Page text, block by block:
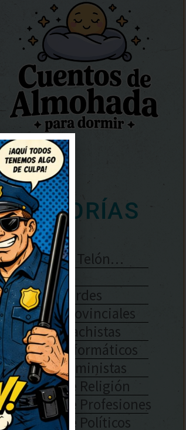
Se Abre El Telón…
Enlaces
Chistes Verdes
Chistes Provinciales
Chistes Machistas
Chistes Informáticos
Chistes Feministas
Chistes De Religión
Chistes De Profesiones
Chistes De Políticos